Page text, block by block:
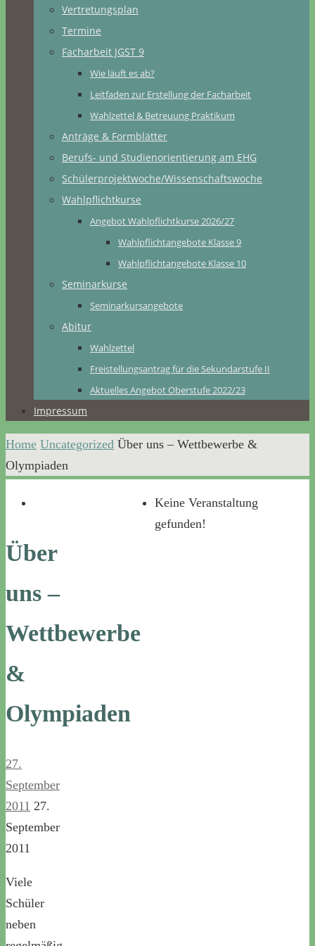
Vertretungsplan
Termine
Facharbeit JGST 9
Wie läuft es ab?
Leitfaden zur Erstellung der Facharbeit
Wahlzettel & Betreuung Praktikum
Anträge & Formblätter
Berufs- und Studienorientierung am EHG
Schülerprojektwoche/Wissenschaftswoche
Wahlpflichtkurse
Angebot Wahlpflichtkurse 2026/27
Wahlpflichtangebote Klasse 9
Wahlpflichtangebote Klasse 10
Seminarkurse
Seminarkursangebote
Abitur
Wahlzettel
Freistellungsantrag für die Sekundarstufe II
Aktuelles Angebot Oberstufe 2022/23
Impressum
Home Uncategorized Über uns – Wettbewerbe &
Olympiaden
Über
uns –
Wettbewerbe
&
Olympiaden
27.
September
2011 27.
September
2011
Viele
Schüler
neben
Keine Veranstaltung
gefunden!